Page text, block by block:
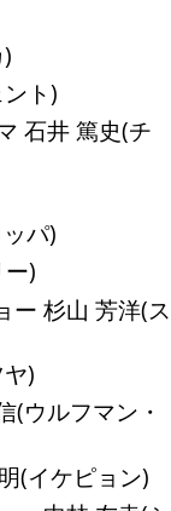
ト)
石井 篤史(チ
パ)
)
ー 杉山 芳洋(ス
)
(ウルフマン・
(イケピョン)